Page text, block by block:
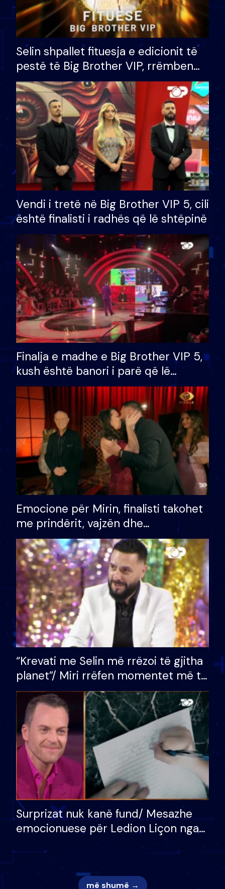
Selin shpallet fituesja e edicionit të
pestë të Big Brother VIP, rrëmben
çmimin e madh prej 100 mijë eurosh
Vendi i tretë në Big Brother VIP 5, cili
është finalisti i radhës që lë shtëpinë
Finalja e madhe e Big Brother VIP 5,
kush është banori i parë që lë
shtëpinë dhe humb mundësinë për
të fituar çmimin e madh
Emocione për Mirin, finalisti takohet
me prindërit, vajzën dhe
bashkëshorten: S’kemi ndonjë letër
divorci apo jo?
“Krevati me Selin më rrëzoi të gjitha
planet”/ Miri rrëfen momentet më të
bukura në shtëpinë e BB VIP: Do më
mungojë zilja e mëngjesit kur…
Surprizat nuk kanë fund/ Mesazhe
emocionuese për Ledion Liçon nga
nëna dhe fëmijët e tij, moderatori
nuk i mban dot lotët: Nuk meritoj…
më shumë →